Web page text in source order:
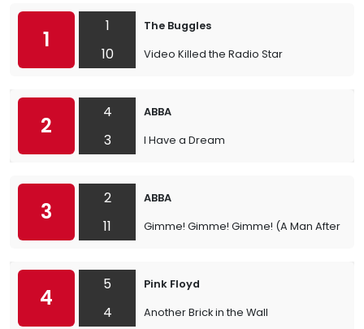
1
1
10
The Buggles
Video Killed the Radio Star
2
4
3
ABBA
I Have a Dream
3
2
11
ABBA
Gimme! Gimme! Gimme! (A Man After
4
5
4
Pink Floyd
Another Brick in the Wall